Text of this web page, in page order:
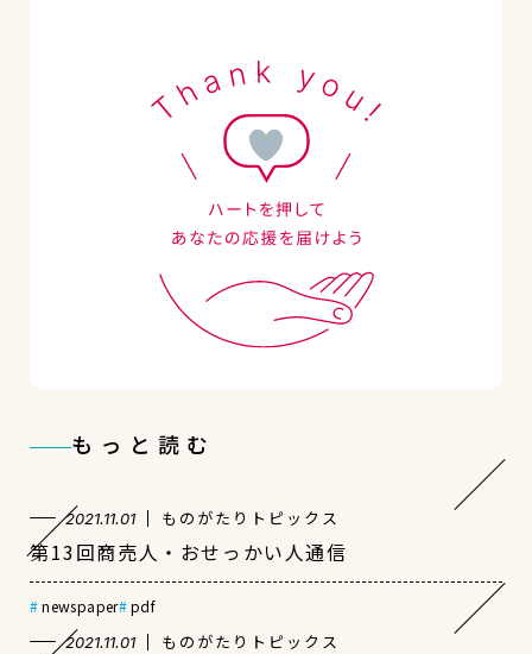
もっと読む
2021.11.01 ものがたりトピックス
第13回商売人・おせっかい人通信
newspaper pdf
2021.11.01 ものがたりトピックス